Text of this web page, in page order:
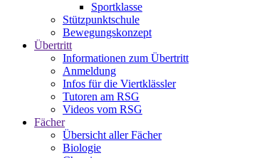
Sportklasse
Stützpunktschule
Bewegungskonzept
Übertritt
Informationen zum Übertritt
Anmeldung
Infos für die Viertklässler
Tutoren am RSG
Videos vom RSG
Fächer
Übersicht aller Fächer
Biologie